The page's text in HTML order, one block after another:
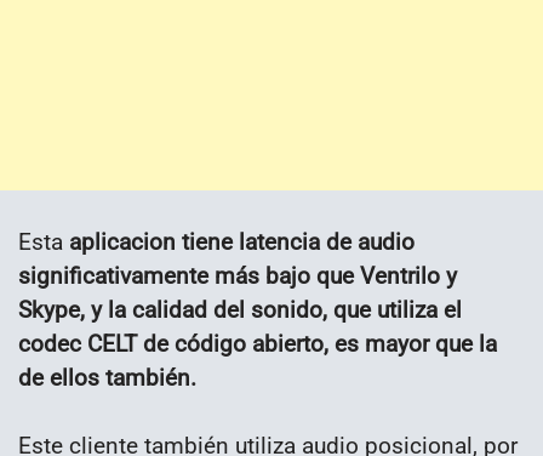
Esta aplicacion tiene latencia de audio
significativamente más bajo que Ventrilo y
Skype, y la calidad del sonido, que utiliza el
codec CELT de código abierto, es mayor que la
de ellos también.
Este cliente también utiliza audio posicional, por